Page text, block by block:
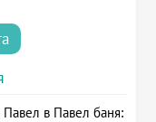
в Павел баня: